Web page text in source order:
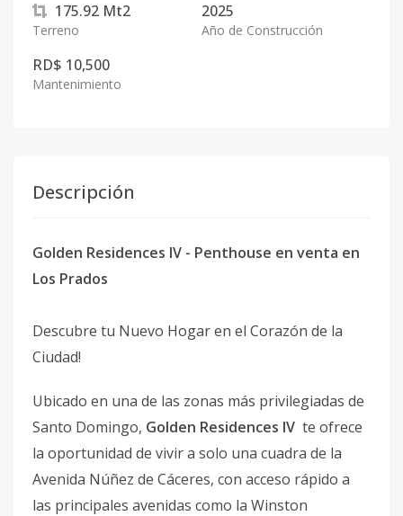
175.92 Mt2
Terreno
2025
Año de Construcción
RD$ 10,500
Mantenimiento
Descripción
Golden Residences IV - Penthouse en venta en
Los Prados
Descubre tu Nuevo Hogar en el Corazón de la
Ciudad!
Ubicado en una de las zonas más privilegiadas de
Santo Domingo, Golden Residences IV te ofrece
la oportunidad de vivir a solo una cuadra de la
Avenida Núñez de Cáceres, con acceso rápido a
las principales avenidas como la Winston